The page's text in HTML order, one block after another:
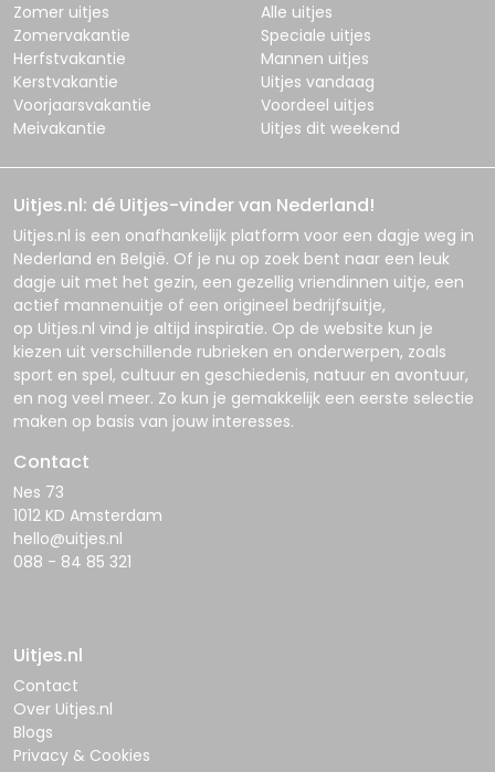
Zomer uitjes
Zomervakantie
Herfstvakantie
Kerstvakantie
Voorjaarsvakantie
Meivakantie
Alle uitjes
Speciale uitjes
Mannen uitjes
Uitjes vandaag
Voordeel uitjes
Uitjes dit weekend
Uitjes.nl: dé Uitjes-vinder van Nederland!
Uitjes.nl is een onafhankelijk platform voor een dagje weg in
Nederland en België. Of je nu op zoek bent naar een leuk
dagje uit met het gezin, een gezellig vriendinnen uitje, een
actief mannenuitje of een origineel bedrijfsuitje,
op Uitjes.nl vind je altijd inspiratie. Op de website kun je
kiezen uit verschillende rubrieken en onderwerpen, zoals
sport en spel, cultuur en geschiedenis, natuur en avontuur,
en nog veel meer. Zo kun je gemakkelijk een eerste selectie
maken op basis van jouw interesses.
Contact
Nes 73
1012 KD Amsterdam
hello@uitjes.nl
088 - 84 85 321
Uitjes.nl
Contact
Over Uitjes.nl
Blogs
Privacy & Cookies